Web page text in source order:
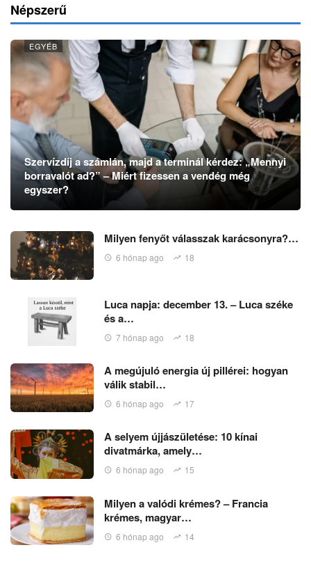
Népszerű
EGYÉB
Szervízdíj a számlán, majd a terminál kérdez: „Mennyi
borravalót ad?” – Miért fizessen a vendég még
egyszer?
Milyen fenyőt válasszak karácsonyra?…
6 hónap ago 18
Luca napja: december 13. – Luca széke
és a…
7 hónap ago 18
A megújuló energia új pillérei: hogyan
válik stabil…
6 hónap ago 17
A selyem újjászületése: 10 kínai
divatmárka, amely…
6 hónap ago 15
Milyen a valódi krémes? – Francia
krémes, magyar…
6 hónap ago 14